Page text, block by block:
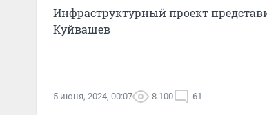
Инфраструктурный проект
Куйвашев
5 июня, 2024, 00:07 8 100 61